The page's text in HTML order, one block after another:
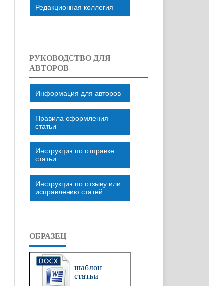
Редакционная коллегия
РУКОВОДСТВО ДЛЯ
АВТОРОВ
Информация для авторов
Правила оформления
статьи
Инструкция по отправке
статьи
Инструкция по отзыву или
исправлению статей
ОБРАЗЕЦ